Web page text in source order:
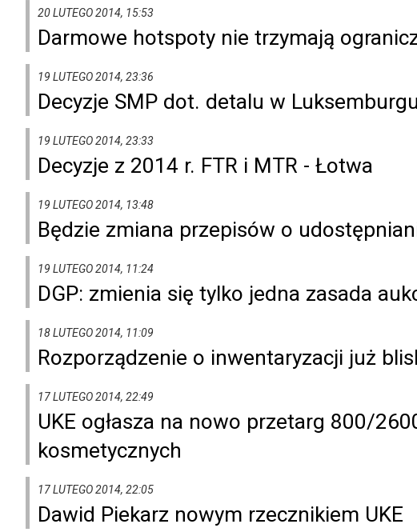
20 LUTEGO 2014, 15:53
Darmowe hotspoty nie trzymają
19 LUTEGO 2014, 23:36
Decyzje SMP dot. detalu w Luksemburgu
19 LUTEGO 2014, 23:33
Decyzje z 2014 r. FTR i MTR - Łotwa
19 LUTEGO 2014, 13:48
Będzie zmiana przepisów o
19 LUTEGO 2014, 11:24
DGP: zmienia się tylko jedna zasada
18 LUTEGO 2014, 11:09
Rozporządzenie o inwentaryzacji już
17 LUTEGO 2014, 22:49
UKE ogłasza na nowo przetarg 800/
kosmetycznych
17 LUTEGO 2014, 22:05
Dawid Piekarz nowym rzecznikiem UKE